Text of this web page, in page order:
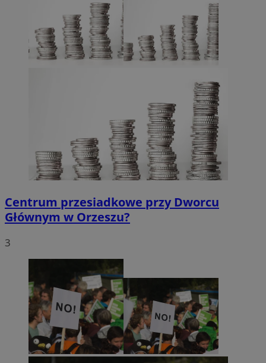
Centrum przesiadkowe przy Dworcu
Głównym w Orzeszu?
3